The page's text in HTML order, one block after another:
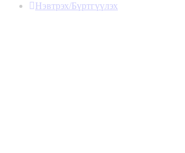
Нэвтрэх/Бүртгүүлэх